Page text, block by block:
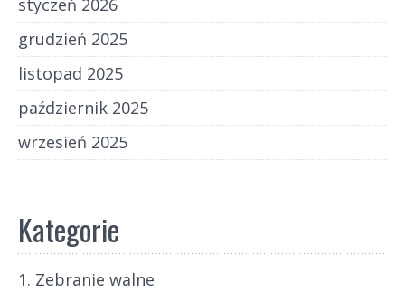
styczeń 2026
grudzień 2025
listopad 2025
październik 2025
wrzesień 2025
Kategorie
1. Zebranie walne